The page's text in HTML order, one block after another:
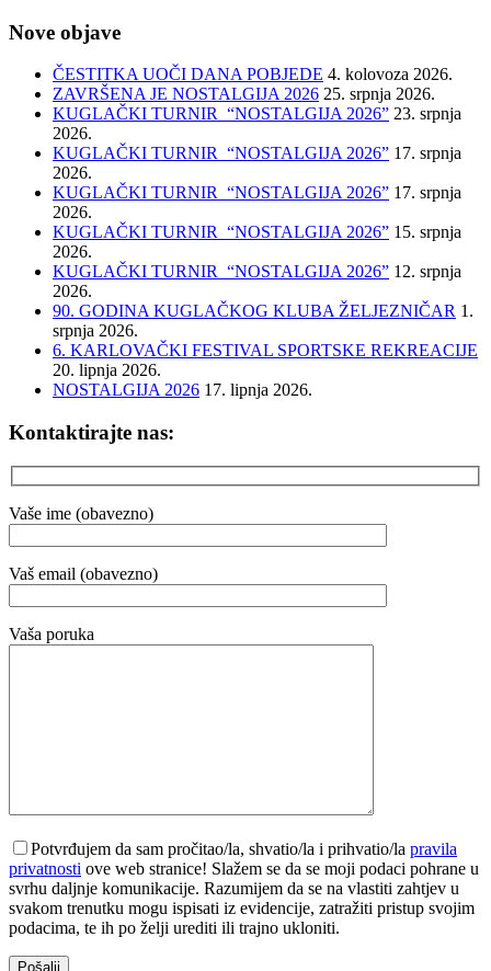
Nove objave
ČESTITKA UOČI DANA POBJEDE 4. kolovoza 2026.
ZAVRŠENA JE NOSTALGIJA 2026 25. srpnja 2026.
KUGLAČKI TURNIR “NOSTALGIJA 2026” 23. srpnja
2026.
KUGLAČKI TURNIR “NOSTALGIJA 2026” 17. srpnja
2026.
KUGLAČKI TURNIR “NOSTALGIJA 2026” 17. srpnja
2026.
KUGLAČKI TURNIR “NOSTALGIJA 2026” 15. srpnja
2026.
KUGLAČKI TURNIR “NOSTALGIJA 2026” 12. srpnja
2026.
90. GODINA KUGLAČKOG KLUBA ŽELJEZNIČAR 1.
srpnja 2026.
6. KARLOVAČKI FESTIVAL SPORTSKE REKREACIJE
20. lipnja 2026.
NOSTALGIJA 2026 17. lipnja 2026.
Kontaktirajte nas:
Vaše ime (obavezno)
Vaš email (obavezno)
Vaša poruka
Potvrđujem da sam pročitao/la, shvatio/la i prihvatio/la pravila
privatnosti ove web stranice! Slažem se da se moji podaci pohrane u
svrhu daljnje komunikacije. Razumijem da se na vlastiti zahtjev u
svakom trenutku mogu ispisati iz evidencije, zatražiti pristup svojim
podacima, te ih po želji urediti ili trajno ukloniti.